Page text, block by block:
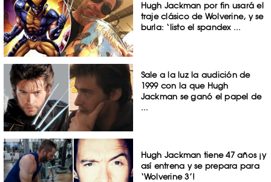
Hugh Jackman por fin usará el
traje clásico de Wolverine, y se
burla: ‘listo el spandex ...
Sale a la luz la audición de
1999 con la que Hugh
Jackman se ganó el papel de
...
Hugh Jackman tiene 47 años ¡y
así entrena y se prepara para
‘Wolverine 3’!